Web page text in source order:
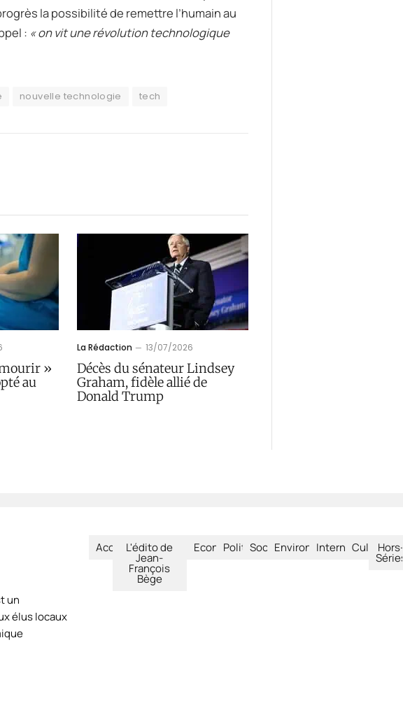
la possibilité de remettre l’humain au
: « on vit une révolution technologique
nouvelle technologie tech
mourir »
au
La Rédaction 13/07/2026
Décès du sénateur Lindsey
Graham, fidèle allié de
Donald Trump
un
élus locaux
AccueilL'édito de
Jean-
François
Bège
EconomiePolitiqueSociétéEnvironnementInternational
CultureHors-
Séries